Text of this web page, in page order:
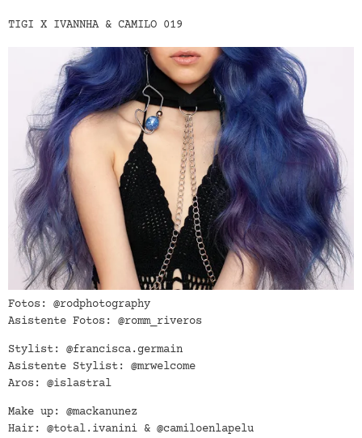
TIGI X IVANNHA & CAMILO 019
Fotos: @rodphotography
Asistente Fotos: @romm_riveros
Stylist: @francisca.germain
Asistente Stylist: @mrwelcome
Aros: @islastral
Make up: @mackanunez
Hair: @total.ivanini & @camiloenlapelu